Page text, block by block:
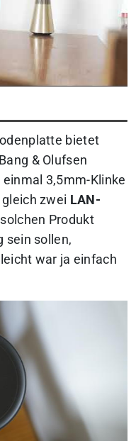
bietet
& Olufsen
einmal 3,5mm-Klinke
gleich zwei LAN-
Produkt
sein sollen,
war ja einfach